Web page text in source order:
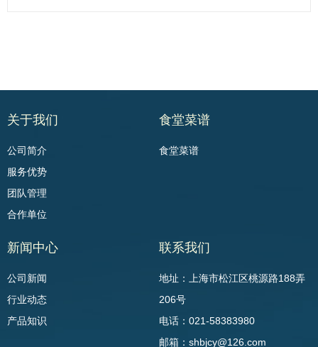
关于我们
公司简介
服务优势
团队管理
合作单位
食堂菜谱
食堂菜谱
新闻中心
公司新闻
行业动态
产品知识
联系我们
地址：上海市松江区桃源路188弄
206号
电话：021-58383980
邮箱：shbjcy@126.com